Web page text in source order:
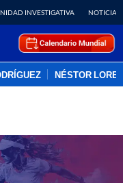
INVESTIGATIVA NOTICIAS
NÉSTOR